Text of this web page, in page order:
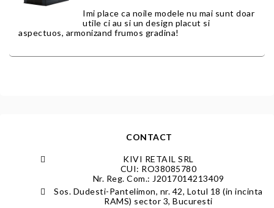
Imi place ca noile modele nu mai sunt doar
utile ci au si un design placut si
aspectuos, armonizand frumos gradina!
CONTACT
KIVI RETAIL SRL
CUI: RO38085780
Nr. Reg. Com.: J2017014213409
Sos. Dudesti-Pantelimon, nr. 42, Lotul 18 (in incinta
RAMS) sector 3, Bucuresti